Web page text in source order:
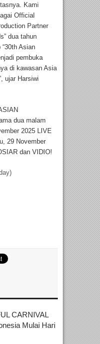
Kami
Official
Partner
dua tahun
Asian
pembuka
di kawasan Asia
ujar Harsiwi
dua malam
2025 LIVE
29 November
dan VIDIO!
CARNIVAL
Mulai Hari